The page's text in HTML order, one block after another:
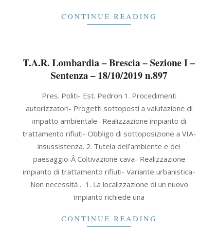
CONTINUE READING
T.A.R. Lombardia – Brescia – Sezione I –
Sentenza – 18/10/2019 n.897
18
Pres. Politi- Est. Pedron 1. Procedimenti
autorizzatori- Progetti sottoposti a valutazione di
impatto ambientale- Realizzazione impianto di
trattamento rifiuti- Obbligo di sottoposizione a VIA-
insussistenza. 2. Tutela dell’ambiente e del
paesaggio-Â Coltivazione cava- Realizzazione
impianto di trattamento rifiuti- Variante urbanistica-
Non necessità . 1. La localizzazione di un nuovo
impianto richiede una
CONTINUE READING